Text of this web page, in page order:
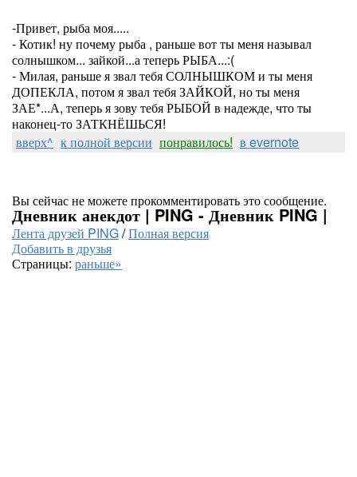
-Привет, рыба моя.....
- Котик! ну почему рыба , раньше вот ты меня называл
солнышком... зайкой...а теперь РЫБА...:(
- Милая, раньше я звал тебя СОЛНЫШКОМ и ты меня
ДОПЕКЛА, потом я звал тебя ЗАЙКОЙ, но ты меня
ЗАЕ*...А, теперь я зову тебя РЫБОЙ в надежде, что ты
наконец-то ЗАТКНЁШЬСЯ!
вверх^ к полной версии понравилось! в evernote
Вы сейчас не можете прокомментировать это сообщение.
Дневник анекдот | PING - Дневник PING |
Лента друзей PING/Полная версия
Добавить в друзья
Страницы: раньше»